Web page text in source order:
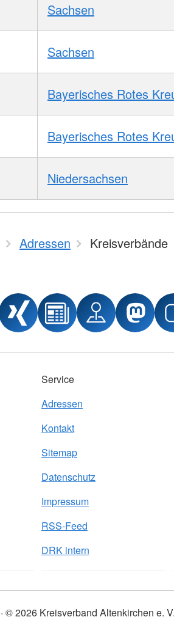
Sachsen
Sachsen
Bayerisches Rotes
Bayerisches Rotes
Niedersachsen
Adressen Kreisverbände
Service
Adressen
Kontakt
Sitemap
Datenschutz
Impressum
RSS-Feed
DRK intern
© 2026 Kreisverband Altenkirchen e.